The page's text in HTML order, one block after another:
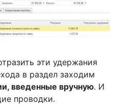
эти удержания
в раздел заходим
введенные вручную. И
проводки.